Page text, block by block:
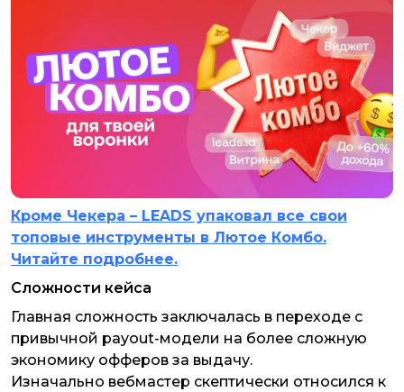
Кроме Чекера – LEADS упаковал все свои
топовые инструменты в Лютое Комбо.
Читайте подробнее.
Сложности кейса
Главная сложность заключалась в переходе с
привычной payout-модели на более сложную
экономику офферов за выдачу.
Изначально вебмастер скептически относился к